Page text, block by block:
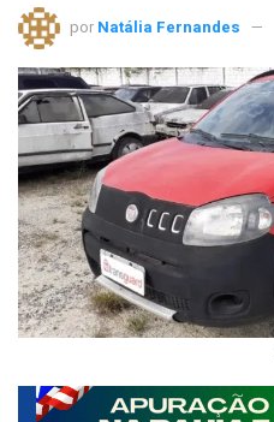
por Natália Fernandes